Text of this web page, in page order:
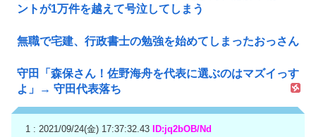
ントが1万件を越えて号泣してしまう
無職で宅建、行政書士の勉強を始めてしまったおっさん
守田「森保さん！佐野海舟を代表に選ぶのはマズイっす
よ」→ 守田代表落ち
1 : 2021/09/24(金) 17:37:32.43 ID:jq2bOB/Nd